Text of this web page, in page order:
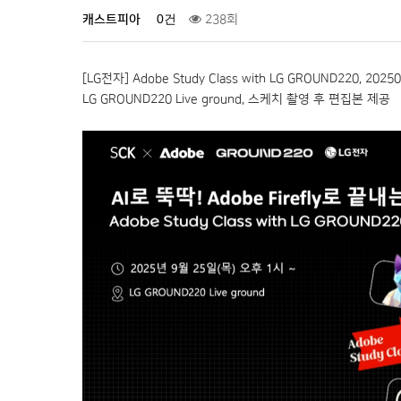
캐스트피아 0건 238회
[LG전자] Adobe Study Class with LG GROUND220,
LG GROUND220 Live ground, 스케치 촬영 후 편집본 제공